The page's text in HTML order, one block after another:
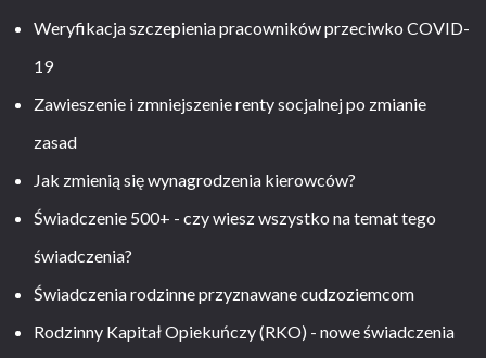
Weryfikacja szczepienia pracowników przeciwko COVID-
19
Zawieszenie i zmniejszenie renty socjalnej po zmianie
zasad
Jak zmienią się wynagrodzenia kierowców?
Świadczenie 500+ - czy wiesz wszystko na temat tego
świadczenia?
Świadczenia rodzinne przyznawane cudzoziemcom
Rodzinny Kapitał Opiekuńczy (RKO) - nowe świadczenia